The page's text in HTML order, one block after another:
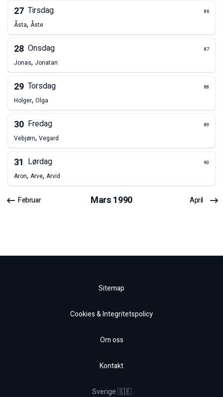
27 Tirsdag 86
Åsta, Åste
28 Onsdag 87
Jonas, Jonatan
29 Torsdag 88
Holger, Olga
30 Fredag 89
Vebjørn, Vegard
31 Lørdag 90
Aron, Arve, Arvid
Februar Mars1990 April
Sitemap
Cookies & Integritetspolicy
Om oss
Kontakt
Sverige 🇸🇪